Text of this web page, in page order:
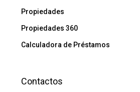
Propiedades
Propiedades 360
Calculadora de Préstamos
Contactos